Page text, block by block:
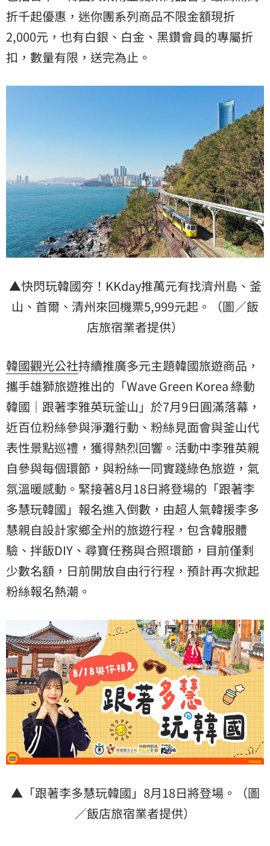
折千起優惠，迷你團系列商品不限金額現折
2,000元，也有白銀、白金、黑鑽會員的專屬折
扣，數量有限，送完為止。
▲快閃玩韓國夯！KKday推萬元有找濟州島、釜
山、首爾、清州來回機票5,999元起。（圖／飯
店旅宿業者提供）
韓國觀光公社持續推廣多元主題韓國旅遊商品，
攜手雄獅旅遊推出的「Wave Green Korea 綠動
韓國｜跟著李雅英玩釜山」於7月9日圓滿落幕，
近百位粉絲參與淨灘行動、粉絲見面會與釜山代
表性景點巡禮，獲得熱烈回響。活動中李雅英親
自參與每個環節，與粉絲一同實踐綠色旅遊，氣
氛溫暖感動。緊接著8月18日將登場的「跟著李
多慧玩韓國」報名進入倒數，由超人氣韓援李多
慧親自設計家鄉全州的旅遊行程，包含韓服體
驗、拌飯DIY、尋寶任務與合照環節，目前僅剩
少數名額，日前開放自由行行程，預計再次掀起
粉絲報名熱潮。
▲「跟著李多慧玩韓國」8月18日將登場。（圖
／飯店旅宿業者提供）